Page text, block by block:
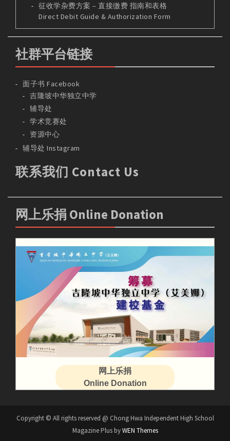
征收学杂费方案 – 直接缴费 指南和表格
Direct Debit Guide & Authorization Form
社群平台链接
面子书 Facebook
吉隆坡中华独立中学
辅导处
学术竞赛处
资源中心
辅导处 Instagram
联系我们 Contact Us
网上乐捐 Online Donation
网上乐捐
Online Donation
Copyright © All rights reserved @ Chong Hwa Independent High School
Magazine Plus byWEN Themes